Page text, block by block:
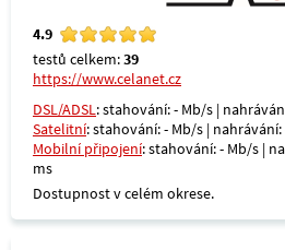
4.9
testů celkem:39
https://www.celanet.cz
DSL/ADSL: stahování: - Mb/s |
Satelitní: stahování: - Mb/s |
Mobilní připojení: stahování: - Mb/s |
ms
Dostupnost v celém okrese.